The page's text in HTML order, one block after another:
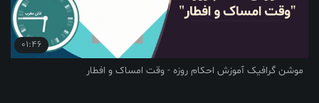
01:46
موشن گرافیک آموزش احکام روزه - وقت امساک و افطار